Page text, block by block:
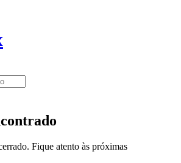
Fique atento às próximas